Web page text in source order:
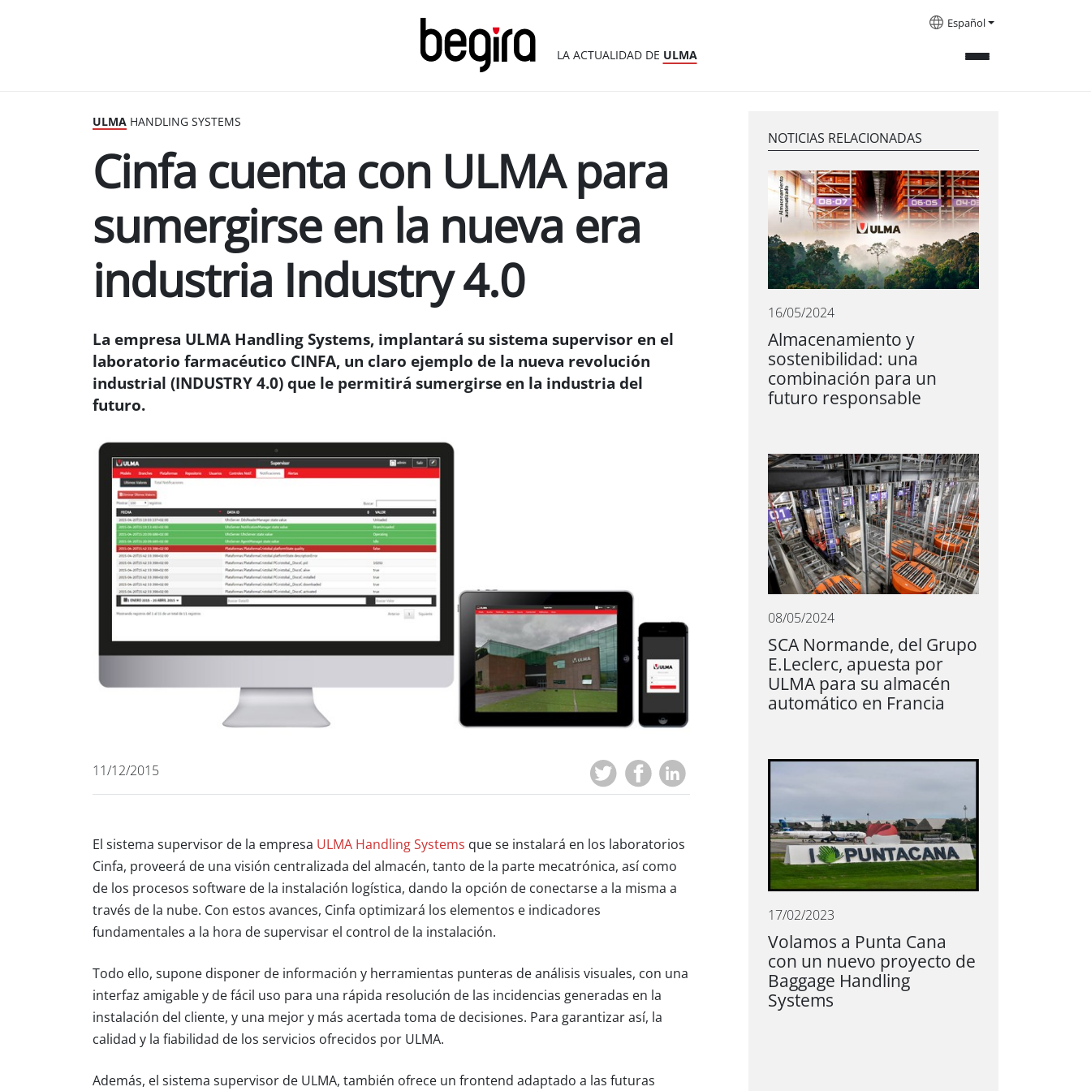
LA ACTUALIDAD DE ULMA
Español
ULMA HANDLING SYSTEMS
Cinfa cuenta con ULMA para
sumergirse en la nueva era
industria Industry 4.0
La empresa ULMA Handling Systems, implantará su sistema supervisor en el
laboratorio farmacéutico CINFA, un claro ejemplo de la nueva revolución
industrial (INDUSTRY 4.0) que le permitirá sumergirse en la industria del
futuro.
11/12/2015
El sistema supervisor de la empresa ULMA Handling Systems que se instalará en los laboratorios
Cinfa, proveerá de una visión centralizada del almacén, tanto de la parte mecatrónica, así como
de los procesos software de la instalación logística, dando la opción de conectarse a la misma a
través de la nube. Con estos avances, Cinfa optimizará los elementos e indicadores
fundamentales a la hora de supervisar el control de la instalación.
Todo ello, supone disponer de información y herramientas punteras de análisis visuales, con una
interfaz amigable y de fácil uso para una rápida resolución de las incidencias generadas en la
instalación del cliente, y una mejor y más acertada toma de decisiones. Para garantizar así, la
calidad y la fiabilidad de los servicios ofrecidos por ULMA.
Además, el sistema supervisor de ULMA, también ofrece un frontend adaptado a las futuras
NOTICIAS RELACIONADAS
16/05/2024
Almacenamiento y
sostenibilidad: una
combinación para un
futuro responsable
08/05/2024
SCA Normande, del Grupo
E.Leclerc, apuesta por
ULMA para su almacén
automático en Francia
17/02/2023
Volamos a Punta Cana
con un nuevo proyecto de
Baggage Handling
Systems